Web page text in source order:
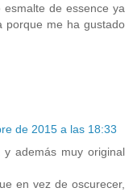
de essence ya
porque me ha gustado
de 2015 a las 18:33
además muy original
en vez de oscurecer,